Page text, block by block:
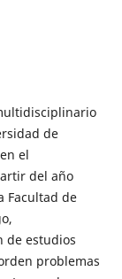
de
el
del año
Facultad de
de estudios
problemas